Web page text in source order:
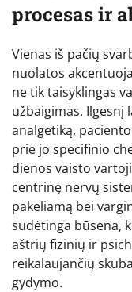
procesas ir
Vienas iš pačių
nuolatos
ne tik taisyklingas
užbaigimas.
analgetiką,
prie jo specifinio
dienos vaisto
centrinę nervų
pakeliamą bei
sudėtinga būsena,
aštrių fizinių ir
reikalaujančių
gydymo.